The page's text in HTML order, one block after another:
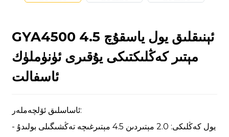
GYA4500 ئېنىقلىق يول ياسقۇچ 4.5
مېتىر كەڭلىكتىكى يۇقىرى ئۈنۈملۈك
ئاسفالت
ئاساسلىق ئۆلچەملەر:
- يول كەڭلىكى: 2.0 مېتىردىن 4.5 مېتىرغىچە تەڭشىگىلى بولىدۇ